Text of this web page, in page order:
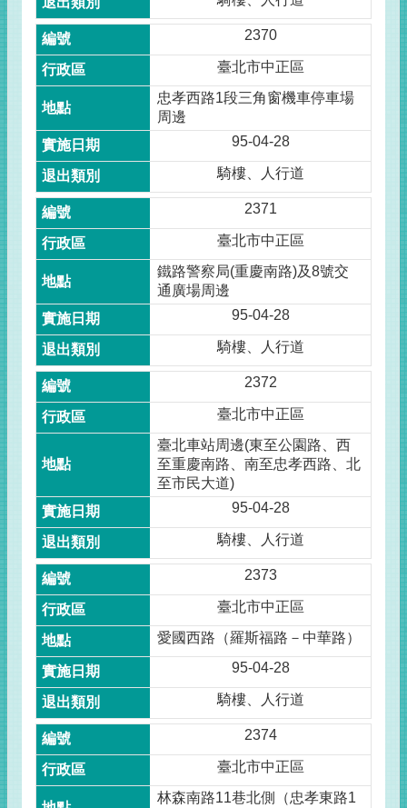
2370
臺北市中正區
忠孝西路1段三角窗機車停車場
周邊
95-04-28
騎樓、人行道
2371
臺北市中正區
鐵路警察局(重慶南路)及8號交
通廣場周邊
95-04-28
騎樓、人行道
2372
臺北市中正區
臺北車站周邊(東至公園路、西
至重慶南路、南至忠孝西路、北
至市民大道)
95-04-28
騎樓、人行道
2373
臺北市中正區
愛國西路（羅斯福路－中華路）
95-04-28
騎樓、人行道
2374
臺北市中正區
林森南路11巷北側（忠孝東路1